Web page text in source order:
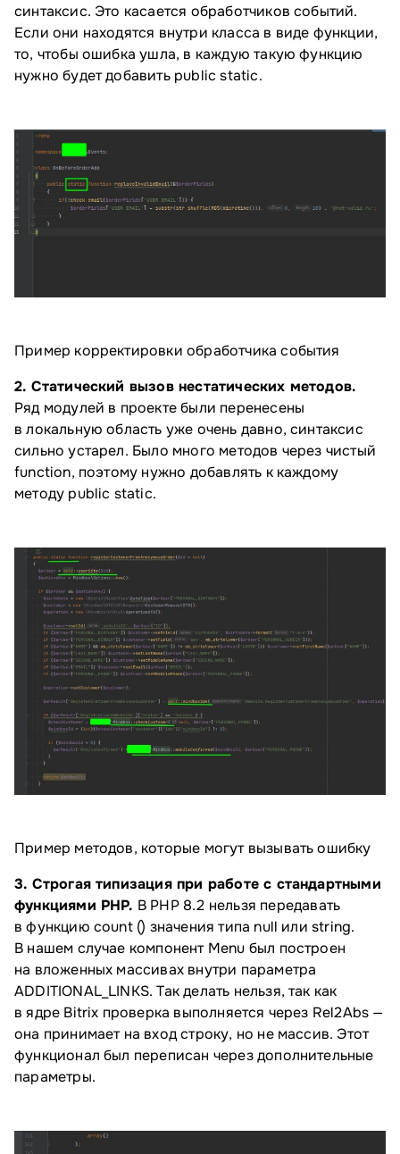
синтаксис. Это касается обработчиков событий.
Если они находятся внутри класса в виде функции,
то, чтобы ошибка ушла, в каждую такую функцию
нужно будет добавить public static.
Пример корректировки обработчика события
2. Статический вызов нестатических методов.
Ряд модулей в проекте были перенесены
в локальную область уже очень давно, синтаксис
сильно устарел. Было много методов через чистый
function, поэтому нужно добавлять к каждому
методу public static.
Пример методов, которые могут вызывать ошибку
3. Строгая типизация при работе с стандартными
функциями PHP. В PHP 8.2 нельзя передавать
в функцию count () значения типа null или string.
В нашем случае компонент Menu был построен
на вложенных массивах внутри параметра
ADDITIONAL_LINKS. Так делать нельзя, так как
в ядре Bitrix проверка выполняется через Rel2Abs —
она принимает на вход строку, но не массив. Этот
функционал был переписан через дополнительные
параметры.